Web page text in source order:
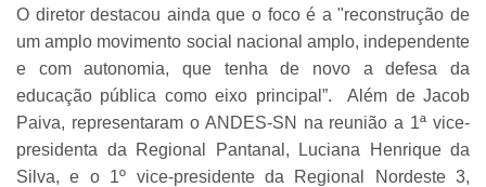
O diretor destacou ainda que o foco é a "reconstrução de
um amplo movimento social nacional amplo, independente
e com autonomia, que tenha de novo a defesa da
educação pública como eixo principal”. Além de Jacob
Paiva, representaram o ANDES-SN na reunião a 1ª vice-
presidenta da Regional Pantanal, Luciana Henrique da
Silva, e o 1º vice-presidente da Regional Nordeste 3,